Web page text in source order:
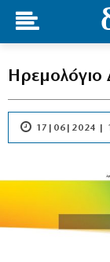
17|06|2024 |